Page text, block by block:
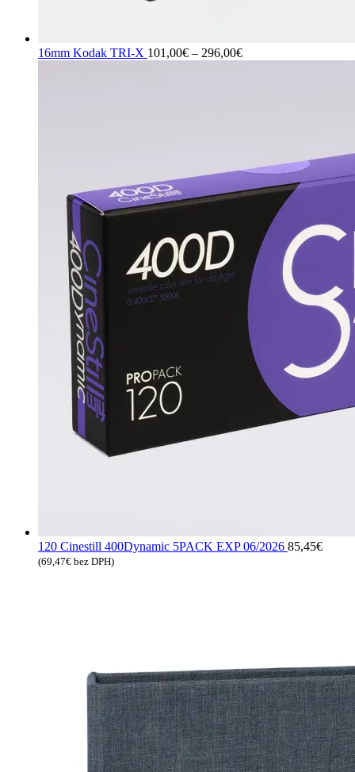
16mm Kodak TRI-X 101,00€ – 296,00€Price
120 Cinestill 400Dynamic 5PACK EXP 06/2026 85,45€
(69,47€ bez DPH)